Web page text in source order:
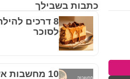
כתבות בשבילך
8 דרכים
לסוכר
10 מחשבות